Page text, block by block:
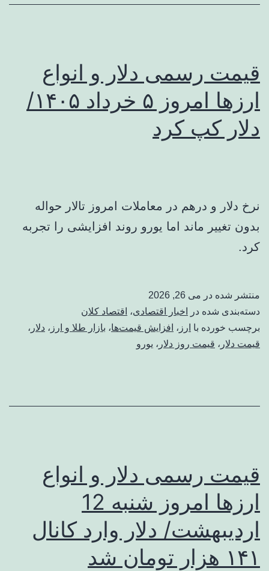
قیمت رسمی دلار و انواع
ارزها امروز ۵ خرداد ۱۴۰۵/
دلار کپ کرد
نرخ دلار و درهم در معاملات امروز تالار حواله
بدون تغییر ماند اما یورو روند افزایشی را تجربه
کرد.
منتشر شده در می 26, 2026
دسته‌بندی شده در
اخبار اقتصادی، اقتصاد کلان
برچسب خورده با ارز ، افزایش قیمت‌ها، بازار طلا و ارز ، دلار ،
قیمت دلار ، قیمت روز دلار ، یورو
قیمت رسمی دلار و انواع
ارزها امروز شنبه 12
اردیبهشت/ دلار وارد کانال
۱۴۱ هزار تومان شد